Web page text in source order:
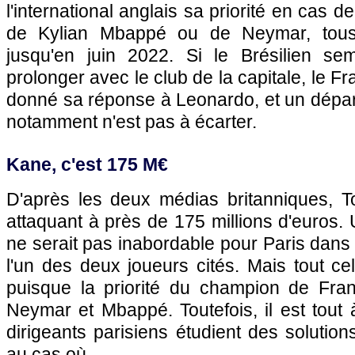
l'international anglais sa priorité en cas
de Kylian Mbappé ou de Neymar,
jusqu'en juin 2022. Si le Brésilien
prolonger avec le club de la capitale, le
donné sa réponse à Leonardo, et un
notamment n'est pas à écarter.
Kane, c'est 175 M€
D'après les deux médias britanniques,
attaquant à près de 175 millions d'euros.
ne serait pas inabordable pour Paris
l'un des deux joueurs cités. Mais tout
puisque la priorité du champion de
Neymar et Mbappé. Toutefois, il est tout
dirigeants parisiens étudient des